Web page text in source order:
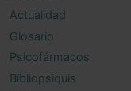
Actualidad
Glosario
Psicofármacos
Bibliopsiquis